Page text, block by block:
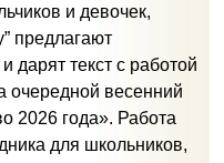
и девочек,
предлагают
дарят текст с работой
очередной весенний
2026 года». Работа
для школьников,